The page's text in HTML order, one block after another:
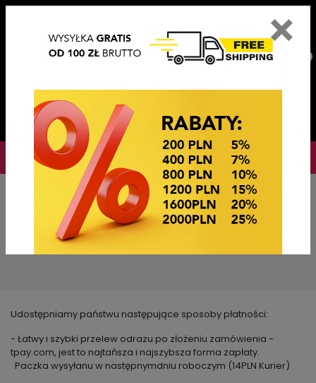
OKAZJE CENOWE
Płatności
Udostępniamy państwu następujące sposoby płatności:
- Łatwy i szybki przelew odrazu po złożeniu zamówienia -
tpay.com, jest to najtańsza i najszybsza forma zapłaty.
Paczka wysyłanu w następnymdniu roboczym (14PLN Kurier)
×